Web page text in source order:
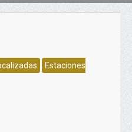
Estaciones